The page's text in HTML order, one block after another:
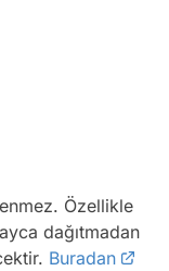
Özellikle
dağıtmadan
Buradan